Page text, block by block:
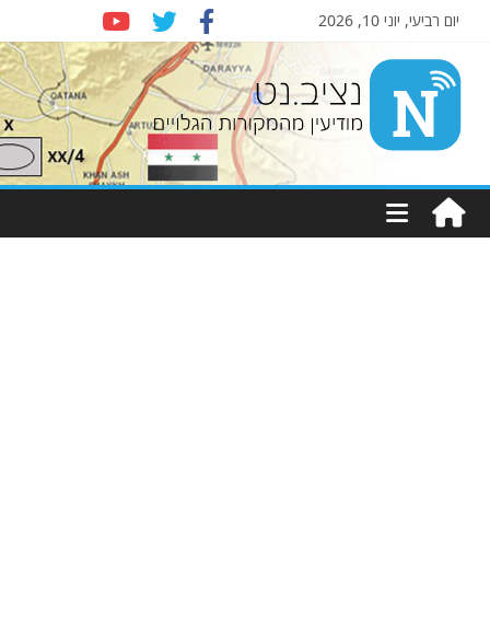
יום רביעי, יוני 10, 2026
Nziv.net
מודיעין
מהמקורות